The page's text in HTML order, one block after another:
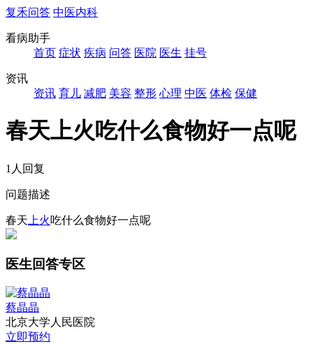
复禾问答 中医内科
看病助手
首页 症状 疾病 问答 医院 医生 挂号
资讯
资讯 育儿 减肥 美容 整形 心理 中医 体检 保健
春天上火吃什么食物好一点呢
1人回复
问题描述
春天 上火吃什么食物好一点呢
医生回答专区
蔡晶晶
北京大学人民医院
立即预约